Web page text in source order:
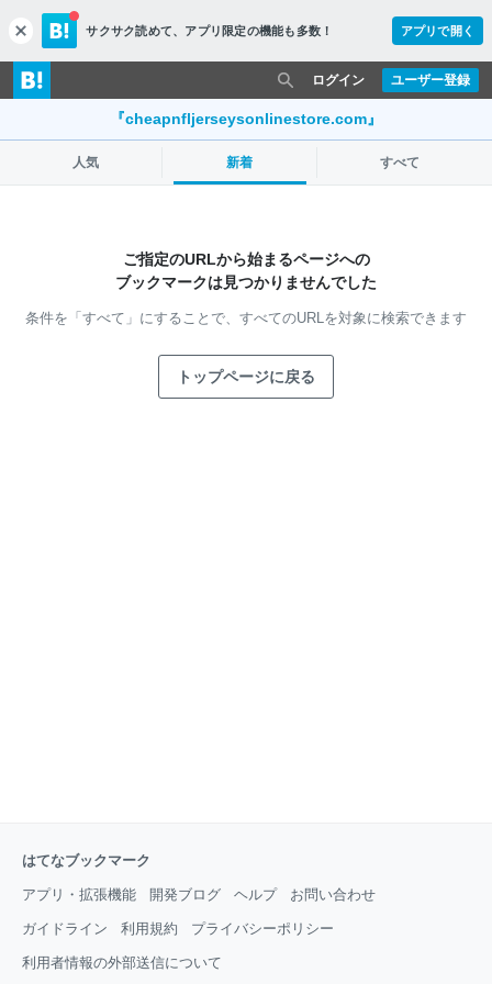
c
l
o
s
サクサク読めて、 アプリ限定の機能も多数！ アプリで開く
ユーザー登録
ログイン
『cheapnfljerseysonlinestore.com』
人気 新着 すべて
ご指定のURLから始まるページへの
ブックマークは見つかりませんでした
条件を「すべて」にすることで、 すべてのURLを対象に検索できます
トップページに戻る
はてなブックマーク
アプリ・拡張機能 開発ブログ ヘルプ お問い合わせ
ガイドライン 利用規約 プライバシーポリシー
利用者情報の外部送信について